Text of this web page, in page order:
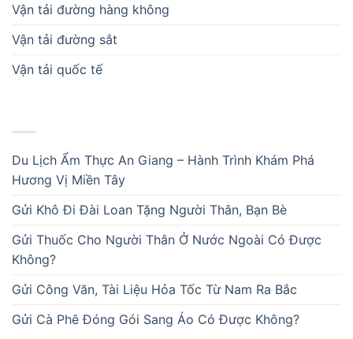
Vận tải đường hàng không
Vận tải đường sắt
Vận tải quốc tế
Du Lịch Ẩm Thực An Giang – Hành Trình Khám Phá
Hương Vị Miền Tây
Gửi Khô Đi Đài Loan Tặng Người Thân, Bạn Bè
Gửi Thuốc Cho Người Thân Ở Nước Ngoài Có Được
Không?
Gửi Công Văn, Tài Liệu Hỏa Tốc Từ Nam Ra Bắc
Gửi Cà Phê Đóng Gói Sang Áo Có Được Không?